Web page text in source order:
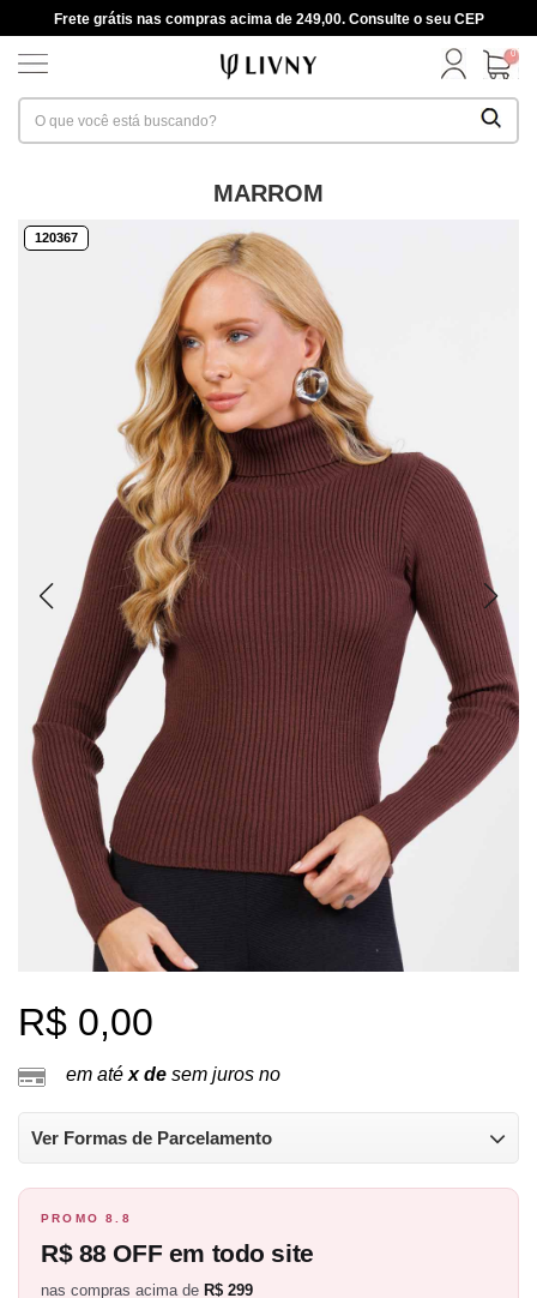
Frete grátis nas compras acima de 249,00. Consulte o seu CEP
0
MARROM
120367
R$ 0,00
em atéx de sem juros no
Ver Formas de Parcelamento
PROMO 8.8
R$ 88 OFF em todo site
nas compras acima de R$ 299